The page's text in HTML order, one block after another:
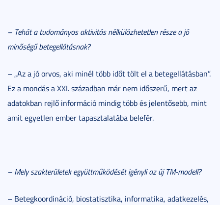
– Tehát a tudományos aktivitás nélkülözhetetlen része a jó
minőségű betegellátásnak?
– „Az a jó orvos, aki minél több időt tölt el a betegellátásban”.
Ez a mondás a XXI. században már nem időszerű, mert az
adatokban rejlő információ mindig több és jelentősebb, mint
amit egyetlen ember tapasztalatába belefér.
– Mely szakterületek együttműködését igényli az új TM-modell?
– Betegkoordináció, biostatisztika, informatika, adatkezelés,